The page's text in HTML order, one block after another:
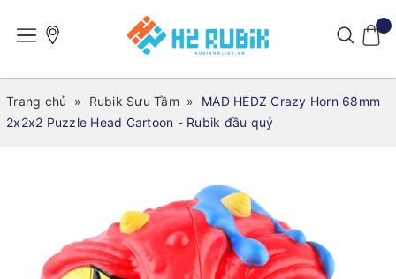
Trang chủ » Rubik Sưu Tầm »
MAD HEDZ Crazy Horn 68mm
2x2x2 Puzzle Head Cartoon - Rubik đầu quỷ